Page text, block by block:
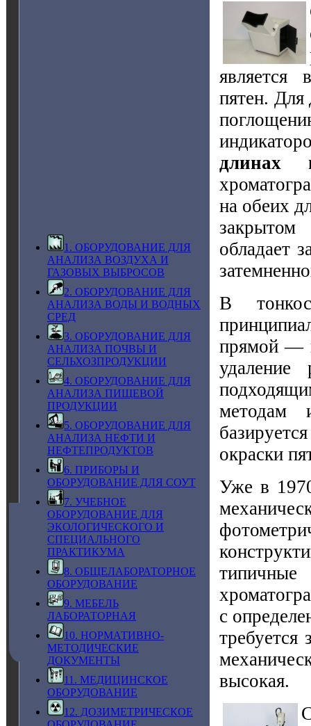
1. ОБОРУДОВАНИЕ ДЛЯ
АНАЛИЗА ВОЗДУХА И
ГАЗОВЫХ ВЫБРОСОВ
2. ОБОРУДОВАНИЕ ДЛЯ
АНАЛИЗА ВОДЫ И ВОДНЫХ
СРЕД
3. ОБОРУДОВАНИЕ ДЛЯ
АНАЛИЗА ПОЧВЫ И
СЕЛЬХОЗПРОДУКЦИИ
4. ОБОРУДОВАНИЕ ДЛЯ
АНАЛИЗА ПИЩЕВОЙ
ПРОДУКЦИИ
5. ОБОРУДОВАНИЕ ДЛЯ
АНАЛИЗА НЕФТИ И
НЕФТЕПРОДУКТОВ
6. ПРИБОРЫ И
ОБОРУДОВАНИЕ ДЛЯ СОУТ
7. УЧЕБНОЕ
ОБОРУДОВАНИЕ ДЛЯ
ЭКОЛОГИЧЕСКОГО И
СПЕЦИАЛЬНОГО
ПРАКТИКУМА
8. ОБЩЕЛАБОРАТОРНОЕ
ОБОРУДОВАНИЕ
9. МЕБЕЛЬ
ЛАБОРАТОРНАЯ
10. НОРМАТИВНО-
МЕТОДИЧЕСКИЕ
ДОКУМЕНТЫ
11. МЕДИЦИНСКОЕ
ОБОРУДОВАНИЕ
12. ДОЗИМЕТРИЧЕСКОЕ
является
пятен. Для
на обеих
обладает
В
прямой —
методам
окраски
Уже в
типичные
с
требуется
высокая.